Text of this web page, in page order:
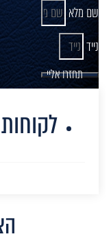
שם מלא
נייד
תחזרו אליי